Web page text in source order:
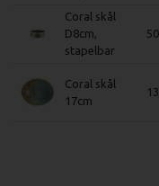
Coral skål
D8cm,
stapelbar
Coral skål
17cm